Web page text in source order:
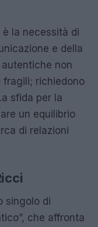
la necessità di
e della
non
fragili; richiedono
sfida per la
un equilibrio
di relazioni
singolo di
che affronta